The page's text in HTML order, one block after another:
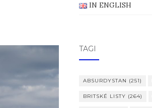
IN ENGLISH
TAGI
ABSURDYSTAN (251)
BRITSKÉ LISTY (264)